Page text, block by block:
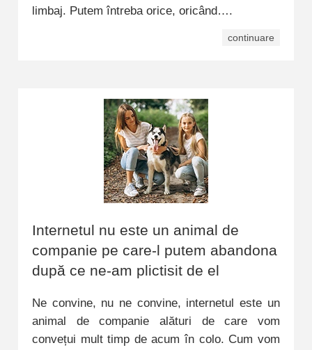
limbaj. Putem întreba orice, oricând….
continuare
Internetul nu este un animal de
companie pe care-l putem abandona
după ce ne-am plictisit de el
Ne convine, nu ne convine, internetul este un
animal de companie alături de care vom
convețui mult timp de acum în colo. Cum vom